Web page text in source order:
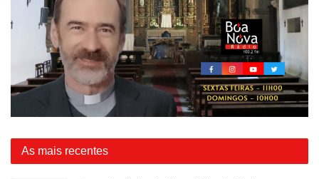
As mais recentes